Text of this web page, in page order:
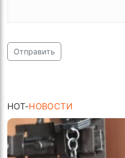
Отправить
HOT-НОВОСТИ